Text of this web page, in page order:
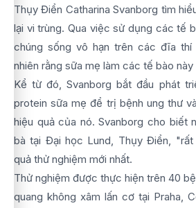
Thụy Điển Catharina Svanborg tìm
lại vi trùng. Qua việc sử dụng các tế
chúng sống vô hạn trên các đĩa thí
nhiên rằng sữa mẹ làm các tế bào này
Kể từ đó, Svanborg bắt đầu phát
protein sữa mẹ để trị bệnh ung thư
hiệu quả của nó. Svanborg cho biết
bà tại Đại học Lund, Thụy Điển,
quả thử nghiệm mới nhất.
Thử nghiệm được thực hiện trên 40
quang không xâm lấn cơ tại Praha,